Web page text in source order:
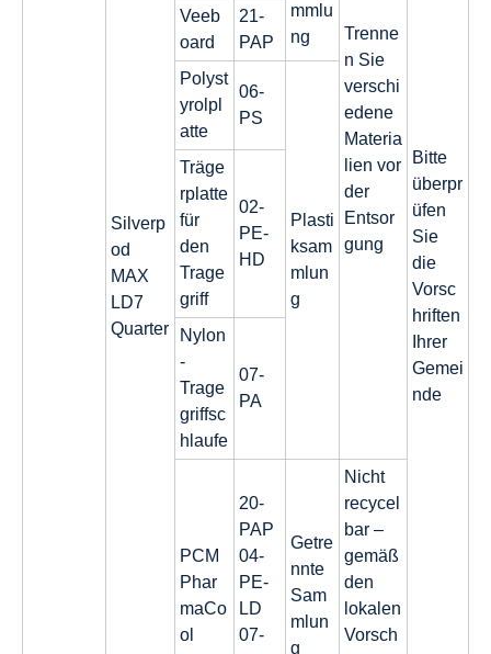
Silverp
od
MAX
LD7
Quarter
Trenne
n Sie
verschi
edene
Materia
lien vor
der
Entsor
gung
Bitte
überpr
üfen
Sie
die
Vorsc
hriften
Ihrer
Gemei
nde
mmlu
ng
Veeb
oard
21-
PAP
Polyst
yrolpl
atte
06-
PS
Plasti
ksam
mlun
g
Träge
rplatte
für
den
Trage
griff
02-
PE-
HD
Nylon
-
Trage
griffsc
hlaufe
07-
PA
PCM
Phar
maCo
ol
20-
PAP
04-
PE-
LD
07-
Getre
nnte
Sam
mlun
g
Nicht
recycel
bar –
gemäß
den
lokalen
Vorsch